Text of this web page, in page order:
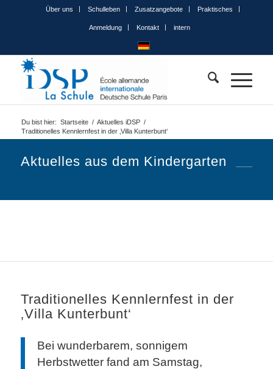
Über uns Schulleben Zusatzangebote Praktisches
Anmeldung Kontakt intern
Du bist hier: Startseite / Aktuelles iDSP /
Traditionelles Kennlernfest in der ‚Villa Kunterbunt‘
Aktuelles aus dem Kindergarten
Traditionelles Kennlernfest in der
‚Villa Kunterbunt‘
Bei wunderbarem, sonnigem
Herbstwetter fand am Samstag,